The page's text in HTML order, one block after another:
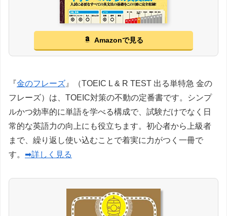
Amazonで見る
『金のフレーズ』（TOEIC L & R TEST 出る単特急 金の
フレーズ）は、TOEIC対策の不動の定番書です。シンプ
ルかつ効率的に単語を学べる構成で、試験だけでなく日
常的な英語力の向上にも役立ちます。初心者から上級者
まで、繰り返し使い込むことで着実に力がつく一冊で
す。 ➡詳しく見る